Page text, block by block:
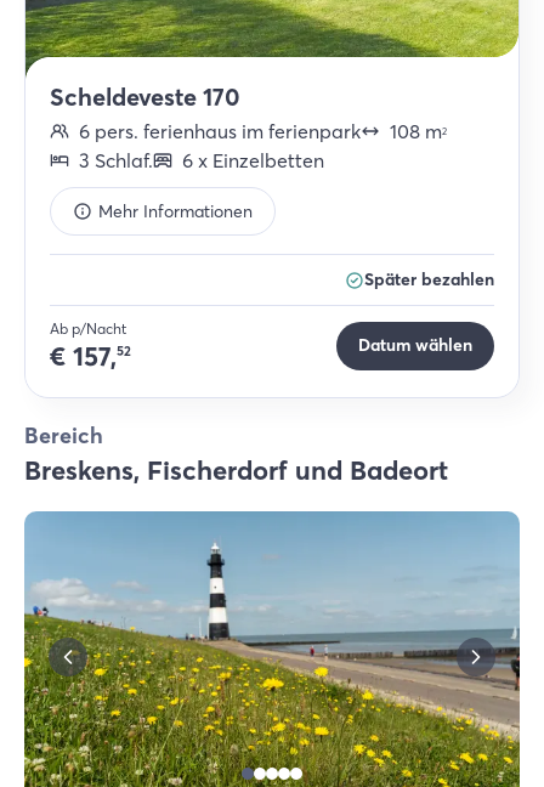
Scheldeveste 170
6 pers. ferienhaus im ferienpark 108 m2
3 Schlaf. 6 x Einzelbetten
Mehr Informationen
Später bezahlen
Ab p/Nacht
€ 157,52 Datum wählen
Bereich
Breskens, Fischerdorf und Badeort